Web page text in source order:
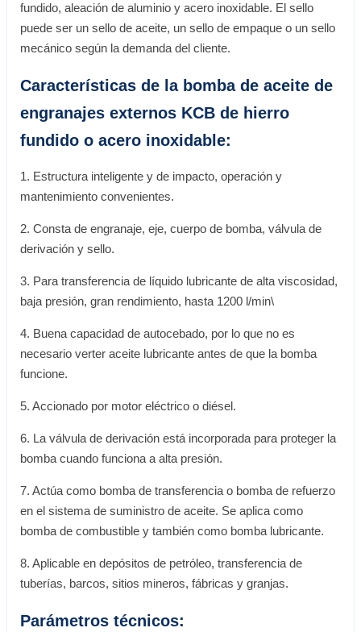
fundido, aleación de aluminio y acero inoxidable. El sello
puede ser un sello de aceite, un sello de empaque o un sello
mecánico según la demanda del cliente.
Características de la bomba de aceite de
engranajes externos KCB de hierro
fundido o acero inoxidable:
1. Estructura inteligente y de impacto, operación y
mantenimiento convenientes.
2. Consta de engranaje, eje, cuerpo de bomba, válvula de
derivación y sello.
3. Para transferencia de líquido lubricante de alta viscosidad,
baja presión, gran rendimiento, hasta 1200 l/min\
4. Buena capacidad de autocebado, por lo que no es
necesario verter aceite lubricante antes de que la bomba
funcione.
5. Accionado por motor eléctrico o diésel.
6. La válvula de derivación está incorporada para proteger la
bomba cuando funciona a alta presión.
7. Actúa como bomba de transferencia o bomba de refuerzo
en el sistema de suministro de aceite. Se aplica como
bomba de combustible y también como bomba lubricante.
8. Aplicable en depósitos de petróleo, transferencia de
tuberías, barcos, sitios mineros, fábricas y granjas.
Parámetros técnicos: